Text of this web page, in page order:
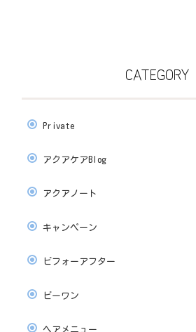
CATEGORY
Private
アクアケアBlog
アクアノート
キャンペーン
ビフォーアフター
ビーワン
ヘアメニュー